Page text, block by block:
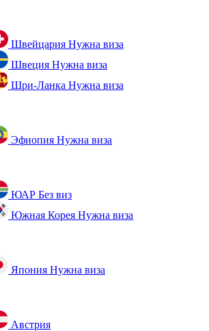
Швейцария Нужна виза
Швеция Нужна виза
Шри-Ланка Нужна виза
Эфиопия Нужна виза
ЮАР Без виз
Южная Корея Нужна виза
Япония Нужна виза
Австрия